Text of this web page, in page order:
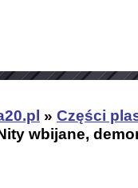
» Części
wbijane,